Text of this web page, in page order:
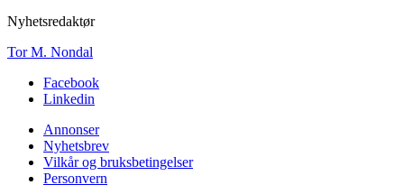
Nyhetsredaktør
Tor M. Nondal
Facebook
Linkedin
Annonser
Nyhetsbrev
Vilkår og bruksbetingelser
Personvern